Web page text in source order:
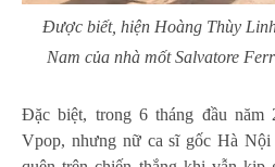
Được biết, hiện Hoàng Thùy
Nam của nhà mốt Salvatore
Đặc biệt, trong 6 tháng đầu năm
Vpop, nhưng nữ ca sĩ gốc Hà Nội